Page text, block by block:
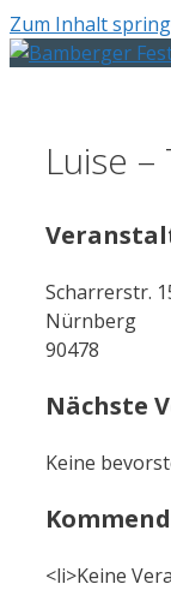
Zum Inhalt
Luise
Scharrerstr.
Nürnberg
90478
Nächste
Keine
<li>Keine